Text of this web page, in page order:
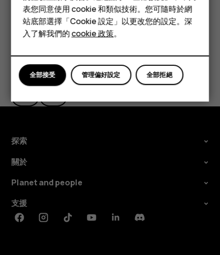
配件
平板電腦
您認為這有幫助嗎？
探索
關於
Planet and people
支援
FacebookInstagramTiktokYoutubeLinkedinDiscord
表您同意使用 cookie 和類似技術。您可隨時於網
站底部選擇「Cookie 設定」以更改您的設定。深
入了解我們的cookie 政策。
全部拒絕
管理偏好設定
全部接受